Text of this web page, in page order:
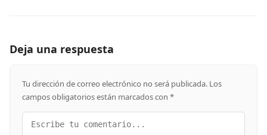
Deja una respuesta
Tu dirección de correo electrónico no será publicada. Los
campos obligatorios están marcados con *